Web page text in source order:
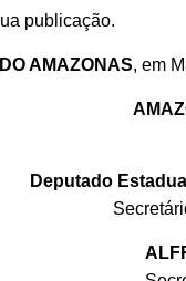
publicação.
AMAZONAS, em
Deputado